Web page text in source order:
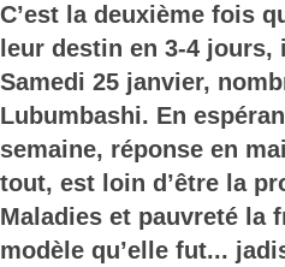
C’est la deuxième fois
leur destin en 3-4
Samedi 25 janvier,
Lubumbashi. En
semaine, réponse en
tout, est loin d’être la
Maladies et pauvreté la
modèle qu’elle fut...